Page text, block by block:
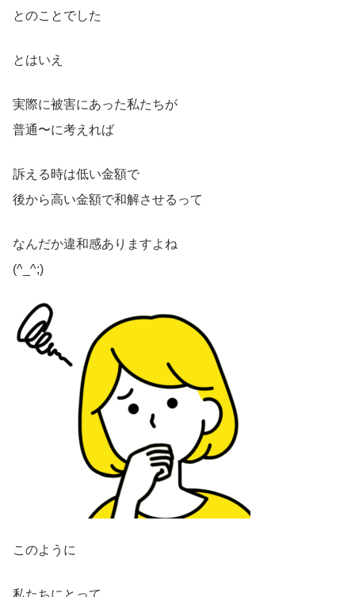
とのことでした
とはいえ
実際に被害にあった私たちが
普通〜に考えれば
訴える時は低い金額で
後から高い金額で和解させるって
なんだか違和感ありますよね
(^_^;)
このように
私たちにとって